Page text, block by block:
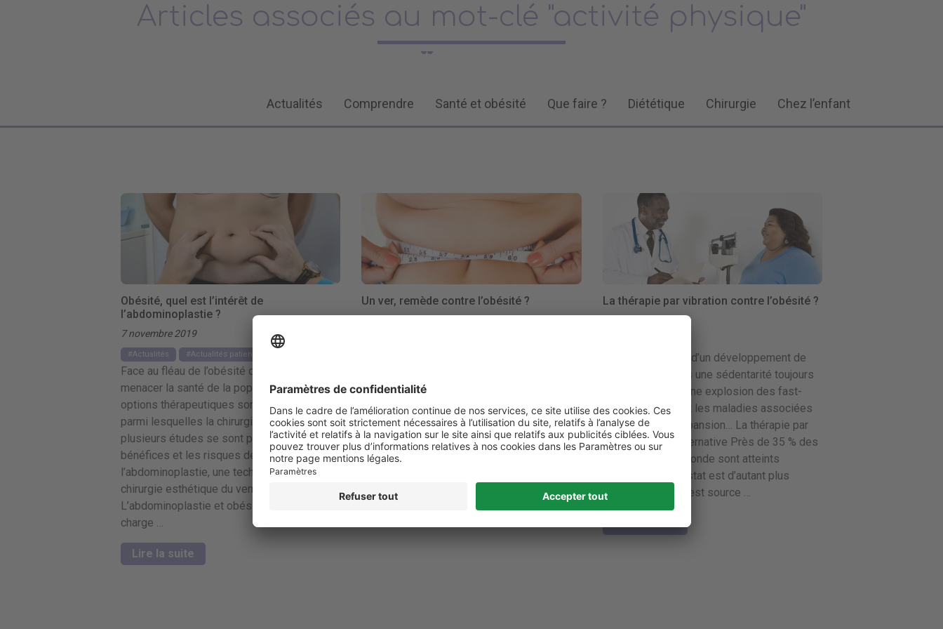
Actualités Comprendre Santé et obésité Que faire ? Diététique Chirurgie Chez l’enfant
Articles associés au mot-clé "activité physique"
Obésité, quel est l’intérêt de
l’abdominoplastie ?
7 novembre 2019
Actualités Actualités patients
Face au fléau de l’obésité qui ne cesse de
menacer la santé de la population, diverses
options thérapeutiques sont mises en place,
parmi lesquelles la chirurgie. Récemment,
plusieurs études se sont penchées sur les
bénéfices et les risques de
l’abdominoplastie, une technique de
chirurgie esthétique du ventre. Résultats.
L’abdominoplastie et obésité La prise en
charge …
Lire la suite
Un ver, remède contre l’obésité ?
issu d’un petit ver, capable de stimuler la
sensation de satiété, mais aussi de susciter
le désir de faire du sport après un repas.
Une avancée majeure dans la lutte contre
l’obésité. L’obésité, fléau de notre ère
La thérapie par vibration contre l’obésité ?
Dans ce contexte d’un développement de
notre société vers une sédentarité toujours
plus marquée et une explosion des fast-
foods, l’obésité et les maladies associées
sont en pleine expansion… La thérapie par
vibrations, une alternative Près de 35 % des
adultes dans le Monde sont atteints
d’obésité. Ce constat est d’autant plus
inquiétant qu’elle est source …